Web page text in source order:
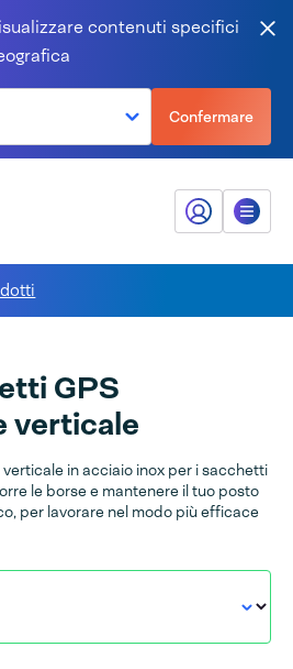
contenuti specifici
Confermare
Il mio Audion
Menù
GPS
verticale
in acciaio inox per i sacchetti
le borse e mantenere il tuo posto
per lavorare nel modo più efficace